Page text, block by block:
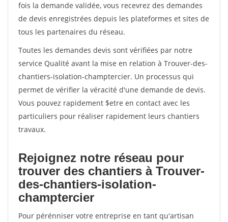
fois la demande validée, vous recevrez des demandes
de devis enregistrées depuis les plateformes et sites de
tous les partenaires du réseau.
Toutes les demandes devis sont vérifiées par notre
service Qualité avant la mise en relation à Trouver-des-
chantiers-isolation-champtercier. Un processus qui
permet de vérifier la véracité d'une demande de devis.
Vous pouvez rapidement $etre en contact avec les
particuliers pour réaliser rapidement leurs chantiers
travaux.
Rejoignez notre réseau pour
trouver des chantiers à Trouver-
des-chantiers-isolation-
champtercier
Pour pérénniser votre entreprise en tant qu'artisan